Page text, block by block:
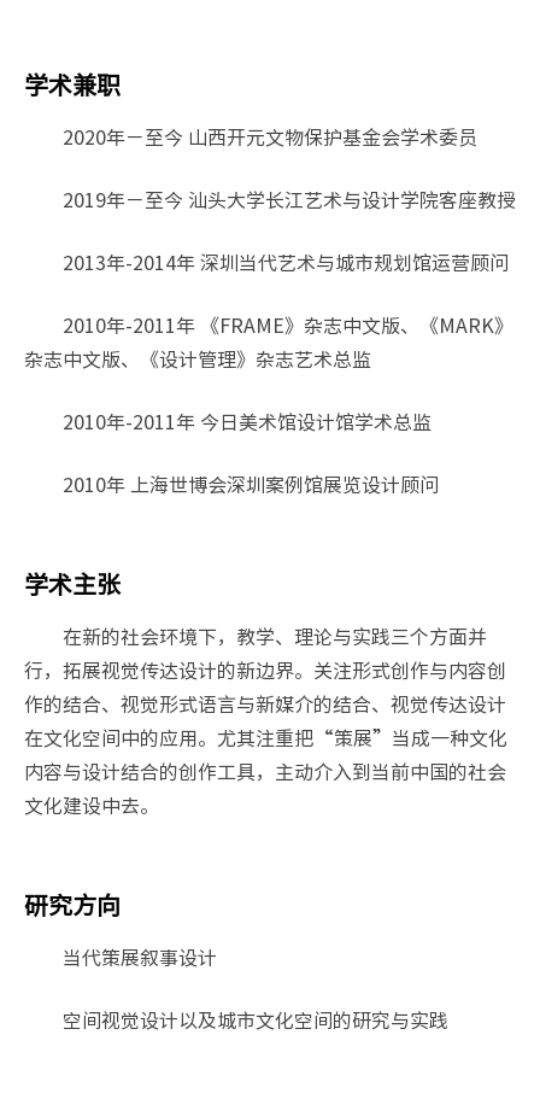
学术兼职
2020年－至今 山西开元文物保护基金会学术委员
2019年－至今 汕头大学长江艺术与设计学院客座教授
2013年-2014年 深圳当代艺术与城市规划馆运营顾问
2010年-2011年 《FRAME》杂志中文版、《MARK》
杂志中文版、《设计管理》杂志艺术总监
2010年-2011年 今日美术馆设计馆学术总监
2010年 上海世博会深圳案例馆展览设计顾问
学术主张
在新的社会环境下，教学、理论与实践三个方面并
行，拓展视觉传达设计的新边界。关注形式创作与内容创
作的结合、视觉形式语言与新媒介的结合、视觉传达设计
在文化空间中的应用。尤其注重把“策展”当成一种文化
内容与设计结合的创作工具，主动介入到当前中国的社会
文化建设中去。
研究方向
当代策展叙事设计
空间视觉设计以及城市文化空间的研究与实践